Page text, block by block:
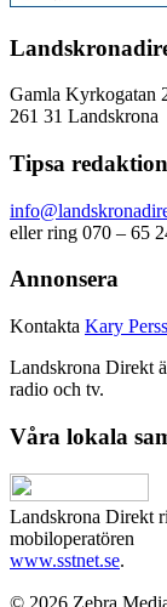
Gamla Kyrkogatan
261 31 Landskrona
Tipsa
eller ring 070 – 65
Annonsera
Kontakta Kary
Landskrona Direkt
radio och tv.
Våra lokala
Landskrona Direkt
mobiloperatören
www.sstnet.se.
© 2026 Zebra